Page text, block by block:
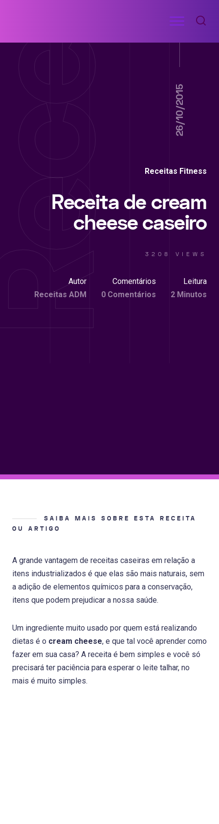
conteúdo
RECEITAS
ACADEMIA
Menu
26/10/2015
Receitas Fitness
Receita de cream
cheese caseiro
3208 VIEWS
Autor
Receitas ADM
Comentários
0 Comentários
Leitura
2 Minutos
SAIBA MAIS SOBRE ESTA RECEITA
OU ARTIGO
A grande vantagem de receitas caseiras em relação a
itens industrializados é que elas são mais naturais, sem
a adição de elementos químicos para a conservação,
itens que podem prejudicar a nossa saúde.
Um ingrediente muito usado por quem está realizando
dietas é o cream cheese, e que tal você aprender como
fazer em sua casa? A receita é bem simples e você só
precisará ter paciência para esperar o leite talhar, no
mais é muito simples.